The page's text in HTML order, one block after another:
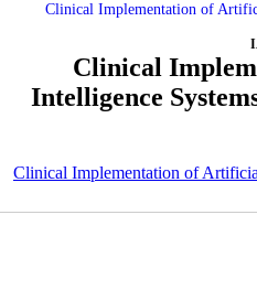
Clinical Implementation of
Clinical
Intelligence
Clinical Implementation of